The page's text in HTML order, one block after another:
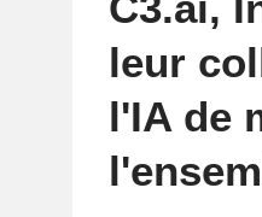
leur
l'IA de